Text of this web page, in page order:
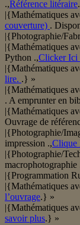
.,Référence litéraire
|{Mathématiques
couverture) .
|{Photographie/
|{Mathématiques
Python .,Clicker Ici
|{Mathématiques
lire. .} »
|{Mathématiques
. A emprunter en
|{Mathématiques
Ouvrage de
|{Photographie/
impression .,Clique
|{Photographie/
macrophotographie
|{Programmation
|{Mathématiques
l’ouvrage.} »
|{Mathématiques
savoir plus.} »